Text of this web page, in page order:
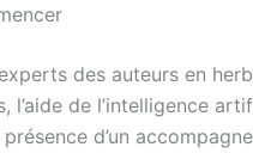
des auteurs en
l’aide de l’intelligence
d’un